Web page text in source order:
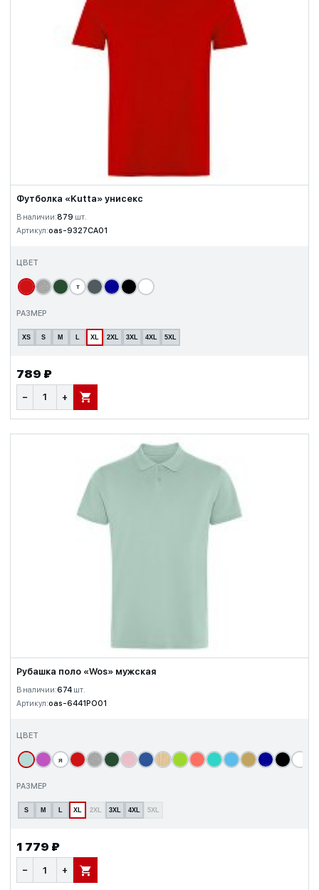
Футболка «Kutta» унисекс
В наличии:879 шт.
Артикул:oas-9327CA01
ЦВЕТ
т
РАЗМЕР
XS S M XL 2XL 3XL 4XL 5XL
789 ₽
− + В КОРЗИНУ
Рубашка поло «Wos» мужская
В наличии:674 шт.
Артикул:oas-6441PO01
ЦВЕТ
я
РАЗМЕР
S M L XL 2XL 3XL 4XL 5XL
1 779 ₽
− + В КОРЗИНУ